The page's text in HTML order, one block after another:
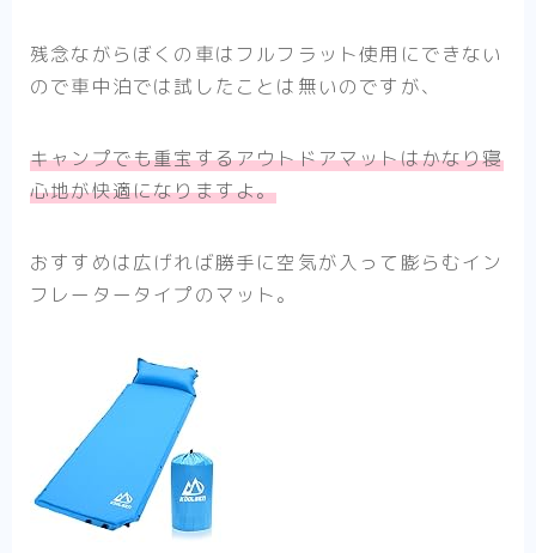
残念ながらぼくの車はフルフラット使用にできない
ので車中泊では試したことは無いのですが、
キャンプでも重宝するアウトドアマットはかなり寝
心地が快適になりますよ。
おすすめは広げれば勝手に空気が入って膨らむイン
フレータータイプのマット。